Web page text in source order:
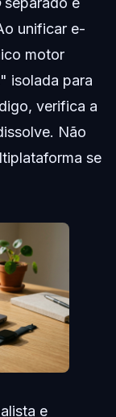
unificar e-
motor
isolada para
verifica a
Não
se
e